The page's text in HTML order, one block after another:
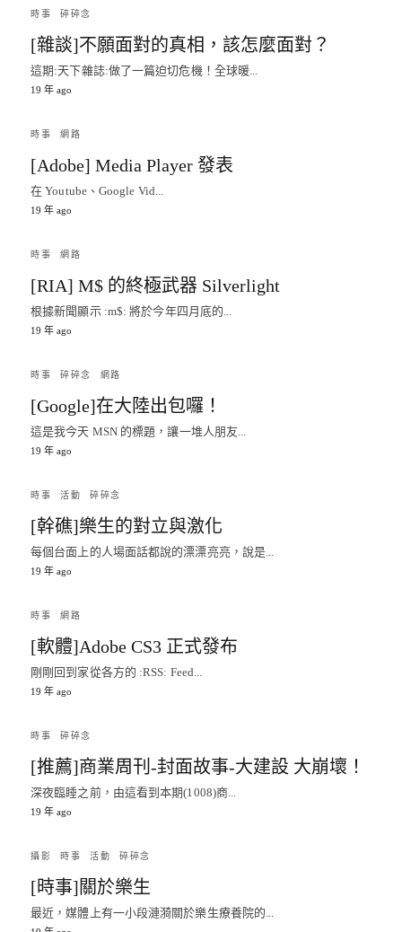
時事 碎碎念
[雜談]不願面對的真相，該怎麼面對？
這期:天下雜誌:做了一篇迫切危機！全球暖...
19 年 ago
時事 網路
[Adobe] Media Player 發表
在 Youtube、Google Vid...
19 年 ago
時事 網路
[RIA] M$ 的終極武器 Silverlight
根據新聞顯示 :m$: 將於今年四月底的...
19 年 ago
時事 碎碎念 網路
[Google]在大陸出包囉！
這是我今天 MSN 的標題，讓一堆人朋友...
19 年 ago
時事 活動 碎碎念
[幹礁]樂生的對立與激化
每個台面上的人場面話都說的漂漂亮亮，說是...
19 年 ago
時事 網路
[軟體]Adobe CS3 正式發布
剛剛回到家從各方的 :RSS: Feed...
19 年 ago
時事 碎碎念
[推薦]商業周刊-封面故事-大建設 大崩壞！
深夜臨睡之前，由這看到本期(1008)商...
19 年 ago
攝影 時事 活動 碎碎念
[時事]關於樂生
最近，媒體上有一小段漣漪關於樂生療養院的...